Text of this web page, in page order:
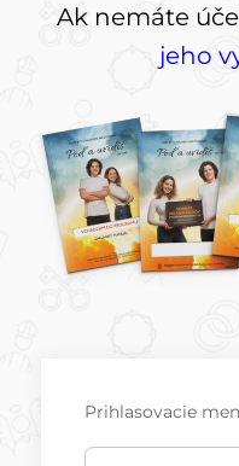
Ak nemáte
jeho
Prihlasovacie